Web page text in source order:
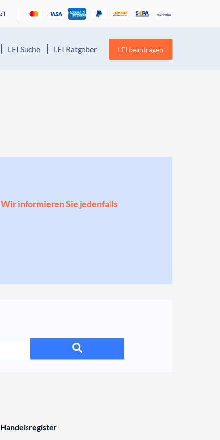
LEI Suche LEI Ratgeber LEI beantragen
Wir informieren Sie jedenfalls